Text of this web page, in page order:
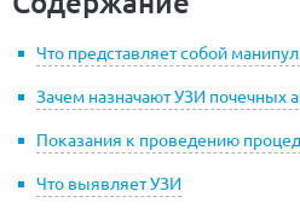
Что представляет собой
Зачем назначают УЗИ почечных
Показания к проведению
Что выявляет УЗИ